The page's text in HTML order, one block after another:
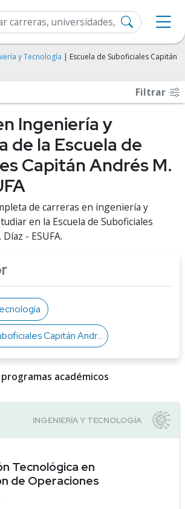
y Tecnología | Escuela de Suboficiales Capitán
Filtrar
Ingeniería y
de la Escuela de
Capitán Andrés M.
de carreras en ingeniería y
en la Escuela de Suboficiales
- ESUFA.
Capitán Andrés M. Díaz
académicos
Tecnológica en
de Operaciones